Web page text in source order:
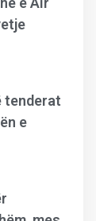
tenderat
e